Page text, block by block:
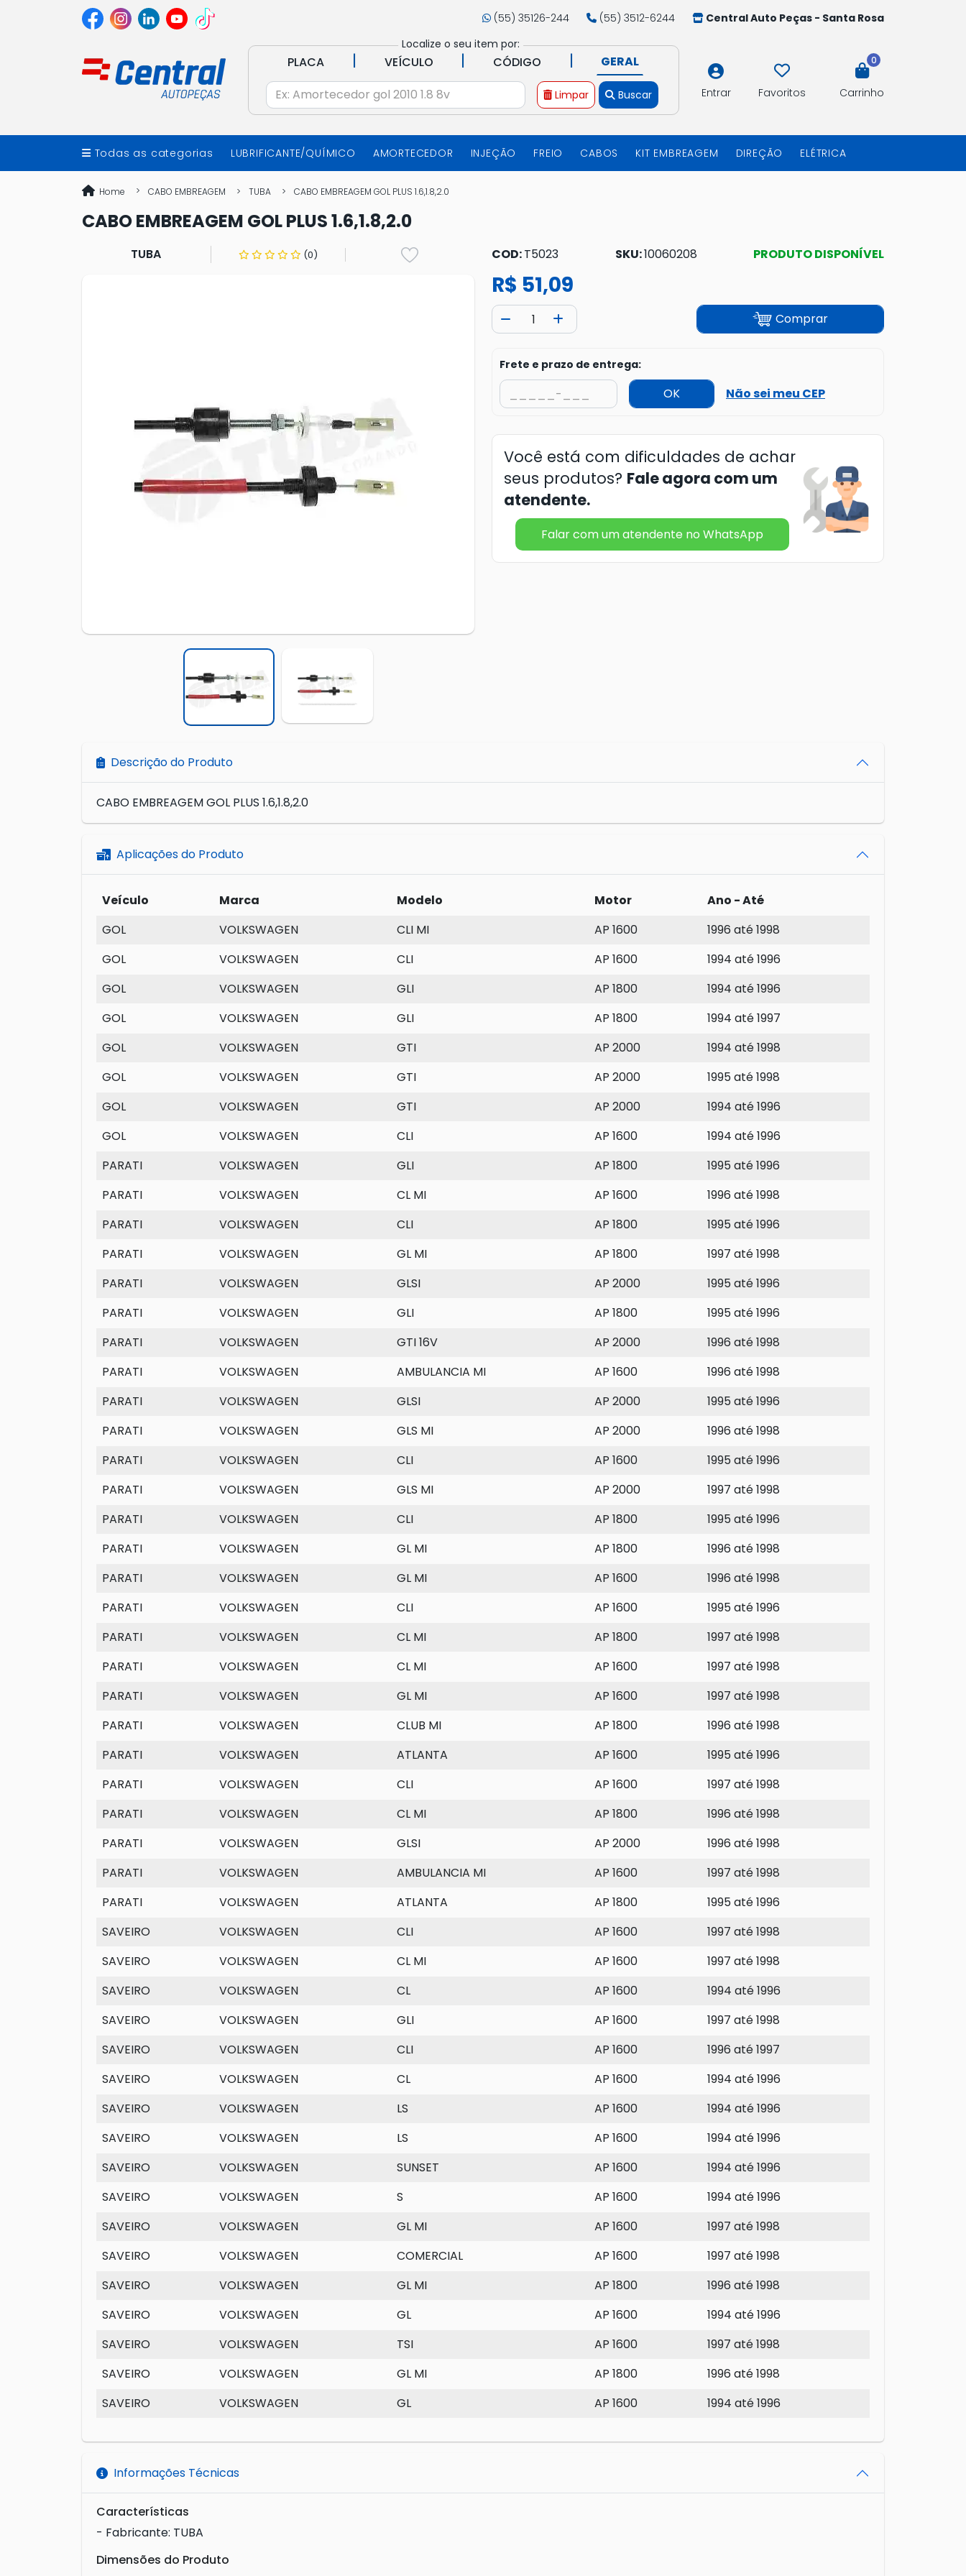
(55) 35126-244 (55) 3512-6244
Central Auto Peças - Santa Rosa
Localize o seu item por:
PLACA | VEÍCULO | CÓDIGO | GERAL
Limpar Buscar Entrar Favoritos
0
Carrinho
Todas as categorias LUBRIFICANTE/QUÍMICO AMORTECEDOR INJEÇÃO FREIO CABOS KIT EMBREAGEM DIREÇÃO ELÉTRICA
Home CABO EMBREAGEM TUBA CABO EMBREAGEM GOL PLUS 1.6,1.8,2.0
CABO EMBREAGEM GOL PLUS 1.6,1.8,2.0
TUBA (0) COD:T5023 SKU:10060208 PRODUTO DISPONÍVEL
R$ 51,09
Comprar
Frete e prazo de entrega:
OK Não sei meu CEP
Você está com dificuldades de achar
seus produtos? Fale agora com um
atendente.
Falar com um atendente no WhatsApp
Descrição do Produto
CABO EMBREAGEM GOL PLUS 1.6,1.8,2.0
Aplicações do Produto
Veículo Marca Modelo Motor
Ano - Até
GOL
VOLKSWAGEN CLI MI AP 1600
1996 até 1998
GOL
VOLKSWAGEN CLI AP 1600
1994 até 1996
GOL
VOLKSWAGEN GLI AP 1800
1994 até 1996
GOL
VOLKSWAGEN GLI AP 1800
1994 até 1997
GOL
VOLKSWAGEN GTI AP 2000
1994 até 1998
GOL
VOLKSWAGEN GTI AP 2000
1995 até 1998
GOL
VOLKSWAGEN GTI AP 2000
1994 até 1996
GOL
VOLKSWAGEN CLI AP 1600
1994 até 1996
PARATI
VOLKSWAGEN GLI AP 1800
1995 até 1996
PARATI
VOLKSWAGEN CL MI AP 1600
1996 até 1998
PARATI
VOLKSWAGEN CLI AP 1800
1995 até 1996
PARATI
VOLKSWAGEN GL MI AP 1800
1997 até 1998
PARATI
VOLKSWAGEN GLSI AP 2000
1995 até 1996
PARATI
VOLKSWAGEN GLI AP 1800
1995 até 1996
PARATI
VOLKSWAGEN GTI 16V AP 2000
1996 até 1998
PARATI
VOLKSWAGEN AMBULANCIA MI AP 1600
1996 até 1998
PARATI
VOLKSWAGEN GLSI AP 2000
1995 até 1996
PARATI
VOLKSWAGEN GLS MI AP 2000
1996 até 1998
PARATI
VOLKSWAGEN CLI AP 1600
1995 até 1996
PARATI
VOLKSWAGEN GLS MI AP 2000
1997 até 1998
PARATI
VOLKSWAGEN CLI AP 1800
1995 até 1996
PARATI
VOLKSWAGEN GL MI AP 1800
1996 até 1998
PARATI
VOLKSWAGEN GL MI AP 1600
1996 até 1998
PARATI
VOLKSWAGEN CLI AP 1600
1995 até 1996
PARATI
VOLKSWAGEN CL MI AP 1800
1997 até 1998
PARATI
VOLKSWAGEN CL MI AP 1600
1997 até 1998
PARATI
VOLKSWAGEN GL MI AP 1600
1997 até 1998
PARATI
VOLKSWAGEN CLUB MI AP 1800
1996 até 1998
PARATI
VOLKSWAGEN ATLANTA AP 1600
1995 até 1996
PARATI
VOLKSWAGEN CLI AP 1600
1997 até 1998
PARATI
VOLKSWAGEN CL MI AP 1800
1996 até 1998
PARATI
VOLKSWAGEN GLSI AP 2000
1996 até 1998
PARATI
VOLKSWAGEN AMBULANCIA MI AP 1600
1997 até 1998
PARATI
VOLKSWAGEN ATLANTA AP 1800
1995 até 1996
SAVEIRO
VOLKSWAGEN CLI AP 1600
1997 até 1998
SAVEIRO
VOLKSWAGEN CL MI AP 1600
1997 até 1998
SAVEIRO
VOLKSWAGEN CL AP 1600
1994 até 1996
SAVEIRO
VOLKSWAGEN GLI AP 1600
1997 até 1998
SAVEIRO
VOLKSWAGEN CLI AP 1600
1996 até 1997
SAVEIRO
VOLKSWAGEN CL AP 1600
1994 até 1996
SAVEIRO
VOLKSWAGEN LS AP 1600
1994 até 1996
SAVEIRO
VOLKSWAGEN LS AP 1600
1994 até 1996
SAVEIRO
VOLKSWAGEN SUNSET AP 1600
1994 até 1996
SAVEIRO
VOLKSWAGEN S AP 1600
1994 até 1996
SAVEIRO
VOLKSWAGEN GL MI AP 1600
1997 até 1998
SAVEIRO
VOLKSWAGEN COMERCIAL AP 1600
1997 até 1998
SAVEIRO
VOLKSWAGEN GL MI AP 1800
1996 até 1998
SAVEIRO
VOLKSWAGEN GL AP 1600
1994 até 1996
SAVEIRO
VOLKSWAGEN TSI AP 1600
1997 até 1998
SAVEIRO
VOLKSWAGEN GL MI AP 1800
1996 até 1998
SAVEIRO
VOLKSWAGEN GL AP 1600 1994 até 1996
Informações Técnicas
Características
- Fabricante: TUBA
Dimensões do Produto